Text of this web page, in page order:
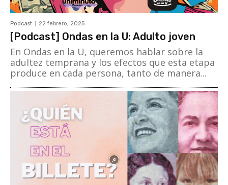
Podcast 22 febrero, 2025
[Podcast] Ondas en la U: Adulto joven
En Ondas en la U, queremos hablar sobre la
adultez temprana y los efectos que esta etapa
produce en cada persona, tanto de manera...